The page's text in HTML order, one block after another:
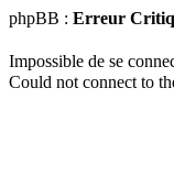
phpBB : Erreur
Impossible de se
Could not connect to